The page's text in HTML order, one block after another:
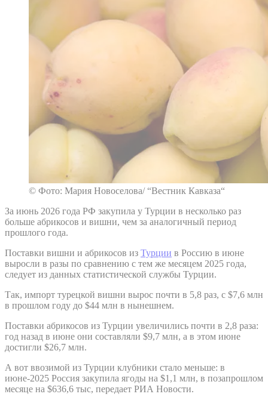
© Фото: Мария Новоселова/ “Вестник Кавказа“
За июнь 2026 года РФ закупила у Турции в несколько раз
больше абрикосов и вишни, чем за аналогичный период
прошлого года.
Поставки вишни и абрикосов из Турции в Россию в июне
выросли в разы по сравнению с тем же месяцем 2025 года,
следует из данных статистической службы Турции.
Так, импорт турецкой вишни вырос почти в 5,8 раз, с $7,6 млн
в прошлом году до $44 млн в нынешнем.
Поставки абрикосов из Турции увеличились почти в 2,8 раза:
год назад в июне они составляли $9,7 млн, а в этом июне
достигли $26,7 млн.
А вот ввозимой из Турции клубники стало меньше: в
июне-2025 Россия закупила ягоды на $1,1 млн, в позапрошлом
месяце на $636,6 тыс, передает РИА Новости.